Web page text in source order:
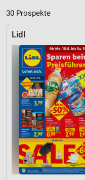
30 Prospekte
Lidl